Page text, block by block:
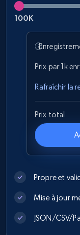
Best Buy
URL, Product
Currency,
eCommerce
1.1K+
Lowes.com
URL, Domain,
100K
Prix par 1k
Rafraîchir la
Prix total
Propre et
Mise à jour
JSON/CSV/